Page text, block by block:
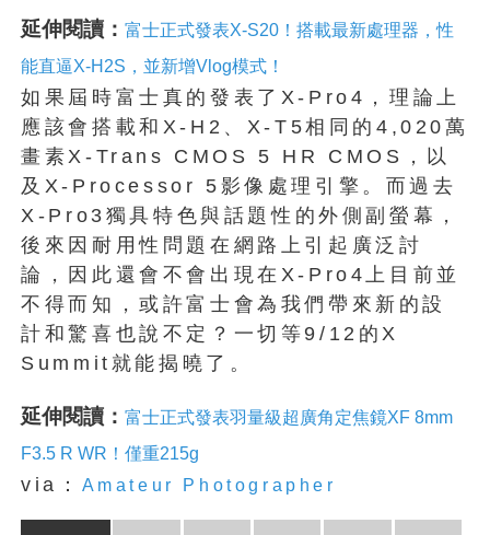
延伸閱讀：富士正式發表X-S20！搭載最新處理器，性
能直逼X-H2S，並新增Vlog模式！
如果屆時富士真的發表了X-Pro4，理論上
應該會搭載和X-H2、X-T5相同的4,020萬
畫素X-Trans CMOS 5 HR CMOS，以
及X-Processor 5影像處理引擎。而過去
X-Pro3獨具特色與話題性的外側副螢幕，
後來因耐用性問題在網路上引起廣泛討
論，因此還會不會出現在X-Pro4上目前並
不得而知，或許富士會為我們帶來新的設
計和驚喜也說不定？一切等9/12的X
Summit就能揭曉了。
延伸閱讀：富士正式發表羽量級超廣角定焦鏡XF 8mm
F3.5 R WR！僅重215g
via： Amateur Photographer